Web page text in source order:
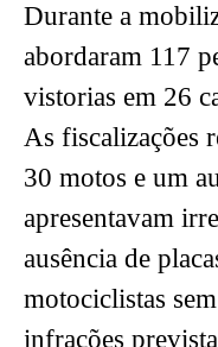
Durante a
abordaram 117
vistorias em 26
As fiscalizações
30 motos e um
apresentavam
ausência de
motociclistas
infrações